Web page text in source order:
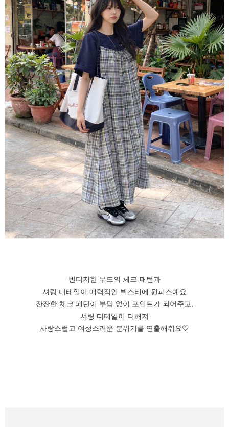
빈티지한 무드의 체크 패턴과
셔링 디테일이 매력적인 뷔스티에 원피스예요
잔잔한 체크 패턴이 부담 없이 포인트가 되어주고,
셔링 디테일이 더해져
사랑스럽고 여성스러운 분위기를 연출해줘요🤍